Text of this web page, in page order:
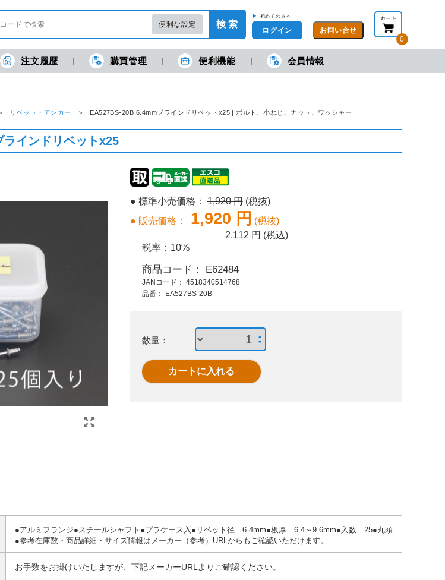
便利な設定 検 索
▶ 初めての方へ
ログイン
0
現在の金額合計： 円 (税抜) 円(税込)
注文履歴 購買管理 便利機能 会員情報
リベット・アンカー EA527BS-20B 6.4mmブラインドリベットx25 | ボルト、小ねじ、ナット、ワッシャー
抜)
31
ジアン
ン
2,650 円 (税抜)
2,915 円 (税込)
インドリベットx25
● 標準小売価格：1,920 円 (税抜)
● 販売価格：
1,920 円 (税抜)
2,112 円 (税込)
税率： 10%
商品コード： E62484
JANコード： 4518340514768
品番：
EA527BS-20B
数量：
●アルミフランジ●スチールシャフト●プラケース入●リベット径…6.4mm●板厚…6.4～9.6mm●入数…25●丸頭
●参考在庫数・商品詳細・サイズ情報はメーカー（参考）URLからもご確認いただけます。
お手数をお掛けいたしますが、下記メーカーURLよりご確認ください。